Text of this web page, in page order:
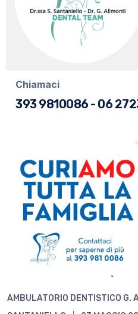
Chiamaci
393 9810086 - 06
AMBULATORIO DENTISTICO G.